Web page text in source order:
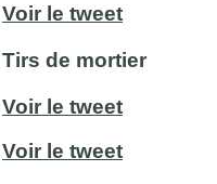
Voir le tweet
Tirs de mortier
Voir le tweet
Voir le tweet